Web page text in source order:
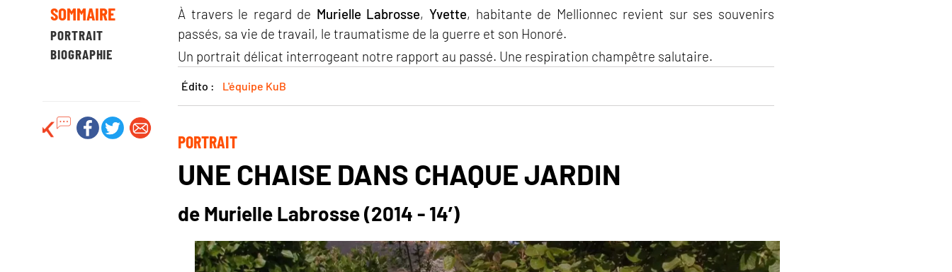
SOMMAIRE
PORTRAIT
BIOGRAPHIE
À travers le regard de Murielle Labrosse,Yvette, habitante de Mellionnec revient sur ses souvenirs
passés, sa vie de travail, le traumatisme de la guerre et son Honoré.
Un portrait délicat interrogeant notre rapport au passé. Une respiration champêtre salutaire.
Édito : L'équipe KuB
PORTRAIT
UNE CHAISE DANS CHAQUE JARDIN
de Murielle Labrosse (2014 - 14’)